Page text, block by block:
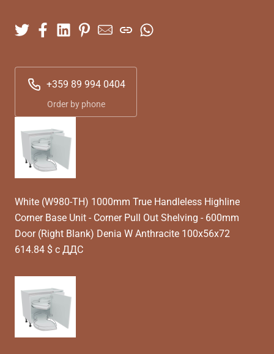
+359 89 994 0404
Order by phone
White (W980-TH) 1000mm True Handleless Highline
Corner Base Unit - Corner Pull Out Shelving - 600mm
Door (Right Blank) Denia W Anthracite 100x56x72
614.84 $ с ДДС